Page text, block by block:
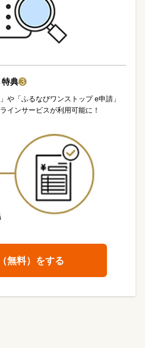
特典❸
や「ふるなびワンストップ e申請」
インサービスが利用可能に！
無料）をする